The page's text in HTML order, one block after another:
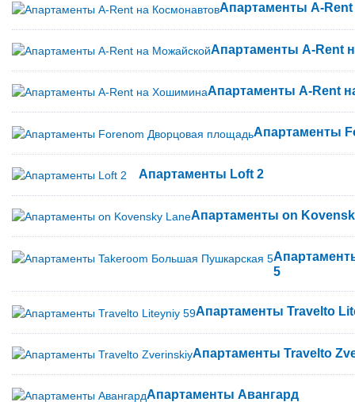
Апартаменты A-
Апартаменты A-Rent
Апартаменты A-Rent
Апартаменты
Апартаменты Loft 2
Апартаменты on
5
Апартаменты Travelto
Апартаменты Travelto
Апартаменты Авангард